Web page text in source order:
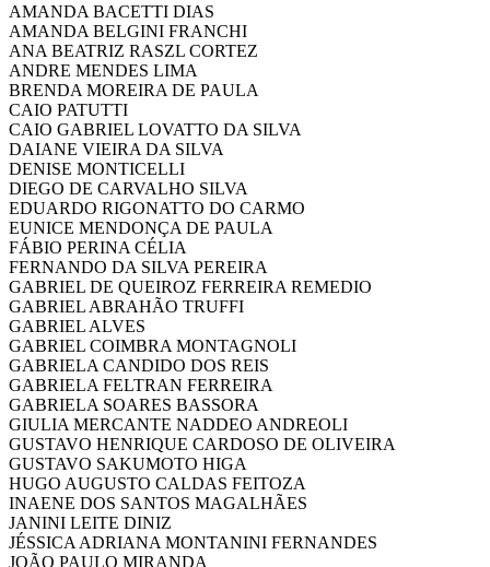
AMANDA BACETTI DIAS
AMANDA BELGINI FRANCHI
ANA BEATRIZ RASZL CORTEZ
ANDRE MENDES LIMA
BRENDA MOREIRA DE PAULA
CAIO PATUTTI
CAIO GABRIEL LOVATTO DA SILVA
DAIANE VIEIRA DA SILVA
DENISE MONTICELLI
DIEGO DE CARVALHO SILVA
EDUARDO RIGONATTO DO CARMO
EUNICE MENDONÇA DE PAULA
FÁBIO PERINA CÉLIA
FERNANDO DA SILVA PEREIRA
GABRIEL DE QUEIROZ FERREIRA REMEDIO
GABRIEL ABRAHÃO TRUFFI
GABRIEL ALVES
GABRIEL COIMBRA MONTAGNOLI
GABRIELA CANDIDO DOS REIS
GABRIELA FELTRAN FERREIRA
GABRIELA SOARES BASSORA
GIULIA MERCANTE NADDEO ANDREOLI
GUSTAVO HENRIQUE CARDOSO DE OLIVEIRA
GUSTAVO SAKUMOTO HIGA
HUGO AUGUSTO CALDAS FEITOZA
INAENE DOS SANTOS MAGALHÃES
JANINI LEITE DINIZ
JÉSSICA ADRIANA MONTANINI FERNANDES
JOÃO PAULO MIRANDA